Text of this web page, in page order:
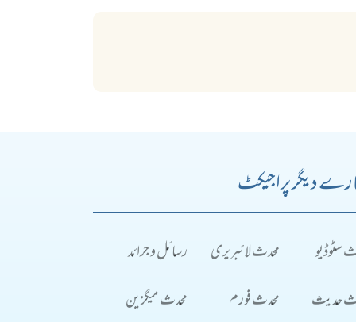
دیگر پراجیکٹ
سٹوڈیو محدث لائبریری
رسائل و جرائد
حدیث
محدث فورم محدث میگزین